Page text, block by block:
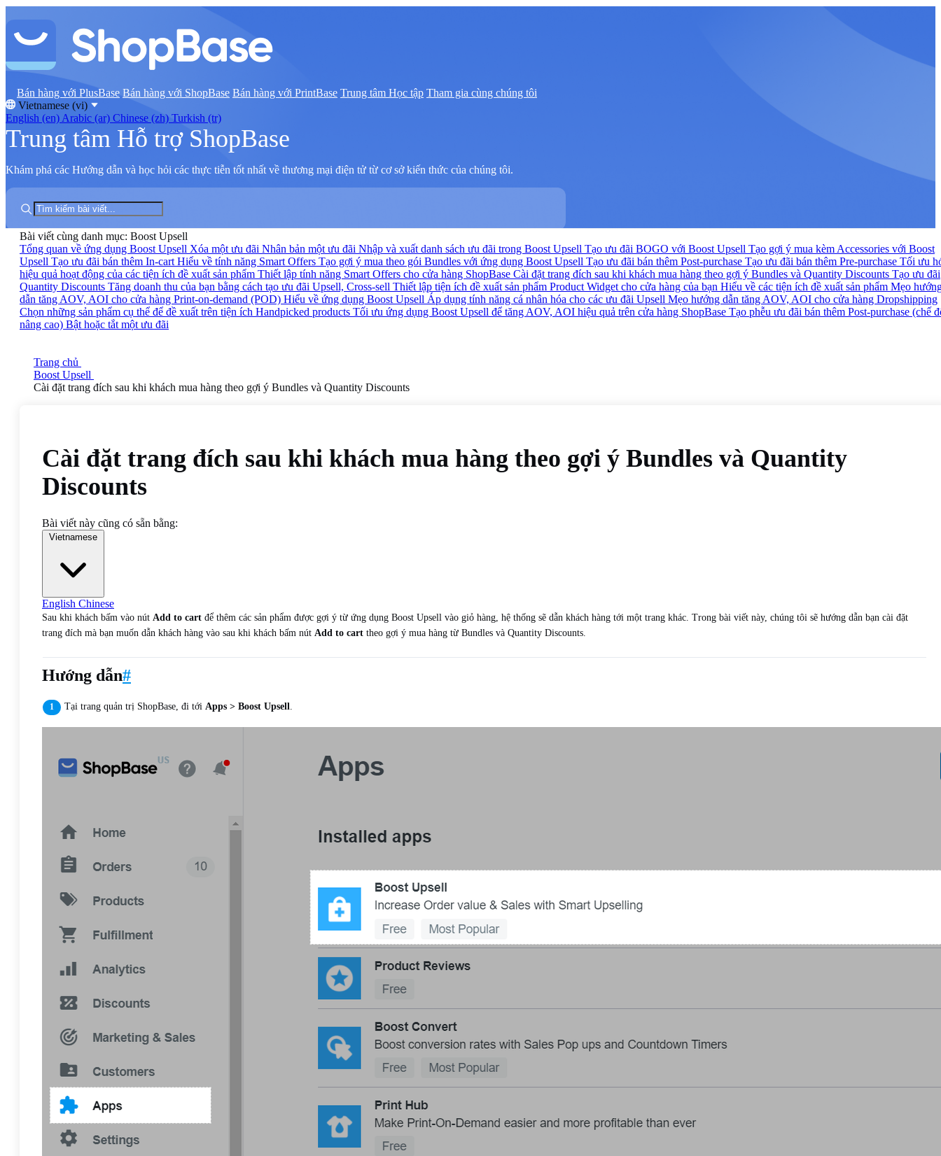
Bán hàng với PlusBase Bán hàng với ShopBase Bán hàng với PrintBase Trung tâm Học tập Tham gia cùng chúng tôi
Vietnamese (vi)
English (en) Arabic (ar) Chinese (zh) Turkish (tr)
Trung tâm Hỗ trợ ShopBase
Khám phá các Hướng dẫn và học hỏi các thực tiễn tốt nhất về thương mại điện tử từ cơ sở kiến thức của chúng tôi.
Bài viết cùng danh mục: Boost Upsell
Tổng quan về ứng dụng Boost Upsell Xóa một ưu đãi Nhân bản một ưu đãi Nhập và xuất danh sách ưu đãi trong Boost Upsell Tạo ưu đãi BOGO với Boost Upsell Tạo gợi ý mua kèm Accessories với Boost
Upsell Tạo ưu đãi bán thêm In-cart Hiểu về tính năng Smart Offers Tạo gợi ý mua theo gói Bundles với ứng dụng Boost Upsell Tạo ưu đãi bán thêm Post-purchase Tạo ưu đãi bán thêm Pre-purchase Tối ưu
hiệu quả hoạt động của các tiện ích đề xuất sản phẩm Thiết lập tính năng Smart Offers cho cửa hàng ShopBase Cài đặt trang đích sau khi khách mua hàng theo gợi ý Bundles và Quantity Discounts Tạo ưu đãi
Quantity Discounts Tăng doanh thu của bạn bằng cách tạo ưu đãi Upsell, Cross-sell Thiết lập tiện ích đề xuất sản phẩm Product Widget cho cửa hàng của bạn Hiểu về các tiện ích đề xuất sản phẩm Mẹo
dẫn tăng AOV, AOI cho cửa hàng Print-on-demand (POD) Hiểu về ứng dụng Boost Upsell Áp dụng tính năng cá nhân hóa cho các ưu đãi Upsell Mẹo hướng dẫn tăng AOV, AOI cho cửa hàng Dropshipping
Chọn những sản phẩm cụ thể để đề xuất trên tiện ích Handpicked products Tối ưu ứng dụng Boost Upsell để tăng AOV, AOI hiệu quả trên cửa hàng ShopBase Tạo phễu ưu đãi bán thêm Post-purchase (chế
nâng cao) Bật hoặc tắt một ưu đãi
Trang chủ
Boost Upsell
Cài đặt trang đích sau khi khách mua hàng theo gợi ý Bundles và Quantity Discounts
Cài đặt trang đích sau khi khách mua hàng theo gợi ý Bundles và Quantity
Discounts
Bài viết này cũng có sẵn bằng:
Vietnamese
English Chinese
Sau khi khách bấm vào nút Add to cart để thêm các sản phẩm được gợi ý từ ứng dụng Boost Upsell vào giỏ hàng, hệ thống sẽ dẫn khách hàng tới một trang khác. Trong bài viết này, chúng tôi sẽ hướng dẫn bạn cài đặt
trang đích mà bạn muốn dẫn khách hàng vào sau khi khách bấm nút Add to cart theo gợi ý mua hàng từ Bundles và Quantity Discounts.
Hướng dẫn#
Tại trang quản trị ShopBase, đi tới Apps > Boost Upsell.